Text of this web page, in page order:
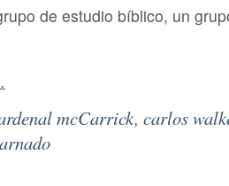
de estudio bíblico, un
mcCarrick, carlos